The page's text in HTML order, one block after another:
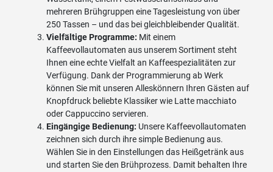
mehreren Brühgruppen eine Tagesleistung von über
250 Tassen – und das bei gleichbleibender Qualität.
Vielfältige Programme: Mit einem
Kaffeevollautomaten aus unserem Sortiment steht
Ihnen eine echte Vielfalt an Kaffeespezialitäten zur
Verfügung. Dank der Programmierung ab Werk
können Sie mit unseren Alleskönnern Ihren Gästen auf
Knopfdruck beliebte Klassiker wie Latte macchiato
oder Cappuccino servieren.
Eingängige Bedienung: Unsere Kaffeevollautomaten
zeichnen sich durch ihre simple Bedienung aus.
Wählen Sie in den Einstellungen das Heißgetränk aus
und starten Sie den Brühprozess. Damit behalten Ihre